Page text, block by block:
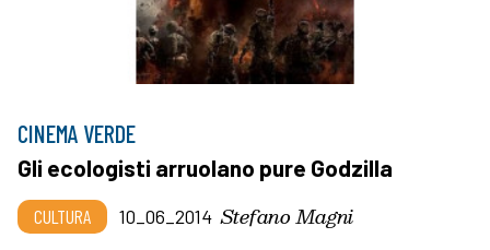
CINEMA VERDE
Gli ecologisti arruolano pure Godzilla
CULTURA 10_06_2014 Stefano Magni